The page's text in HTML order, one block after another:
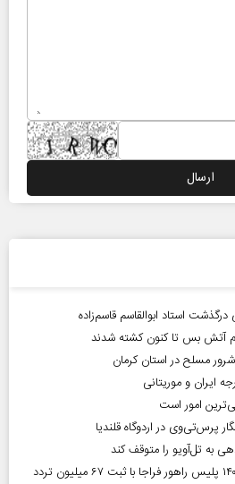
استاد ابوالقاسم قاسم‌زاده
ایران و موریتانی
امور است
پرس‌تی‌وی در اردوگاه قلندیا
به تل‌آویو را متوقف کند